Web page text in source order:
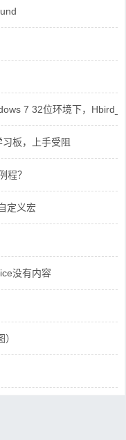
7 32位环境下，
习板，上手受阻
程？
定义宏
没有内容